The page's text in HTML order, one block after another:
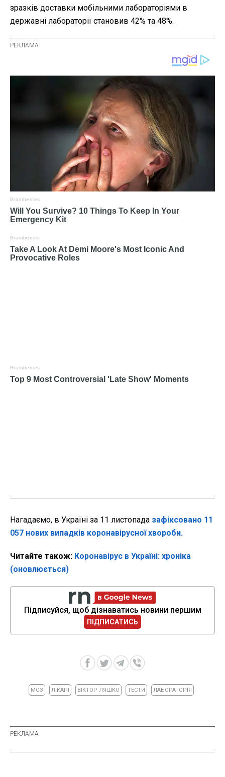
зразків доставки мобільними лабораторіями в
державні лабораторії становив 42% та 48%.
Нагадаємо, в Україні за 11 листопада зафіксовано 11
057 нових випадків коронавірусної хвороби.
Читайте також: Коронавірус в Україні: хроніка
(оновлюється)
Підписуйся, щоб дізнаватись новини першим
ПІДПИСАТИСЬ
МОЗ ЛІКАРІ ВІКТОР ЛЯШКО ТЕСТИ ЛАБОРАТОРІЯ